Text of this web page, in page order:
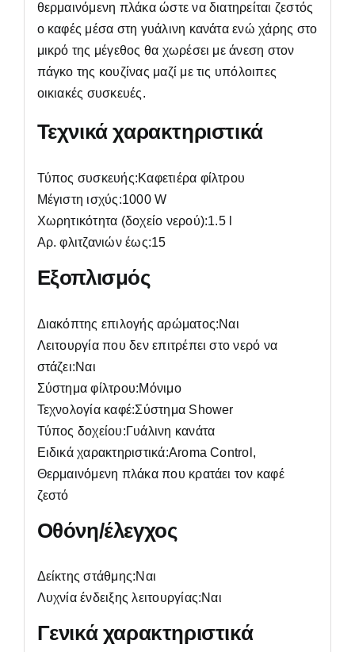
θερμαινόμενη πλάκα ώστε να διατηρείται ζεστός
ο καφές μέσα στη γυάλινη κανάτα ενώ χάρης στο
μικρό της μέγεθος θα χωρέσει με άνεση στον
πάγκο της κουζίνας μαζί με τις υπόλοιπες
οικιακές συσκευές.
Τεχνικά χαρακτηριστικά
Τύπος συσκευής:Καφετιέρα φίλτρου
Μέγιστη ισχύς:1000 W
Χωρητικότητα (δοχείο νερού):1.5 l
Αρ. φλιτζανιών έως:15
Εξοπλισμός
Διακόπτης επιλογής αρώματος:Ναι
Λειτουργία που δεν επιτρέπει στο νερό να
στάζει:Ναι
Σύστημα φίλτρου:Μόνιμο
Τεχνολογία καφέ:Σύστημα Shower
Τύπος δοχείου:Γυάλινη κανάτα
Ειδικά χαρακτηριστικά:Aroma Control,
Θερμαινόμενη πλάκα που κρατάει τον καφέ
ζεστό
Οθόνη/έλεγχος
Δείκτης στάθμης:Ναι
Λυχνία ένδειξης λειτουργίας:Ναι
Γενικά χαρακτηριστικά